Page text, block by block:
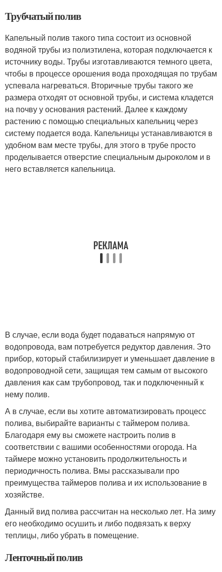
Трубчатый полив
Капельный полив такого типа состоит из основной
водяной трубы из полиэтилена, которая подключается к
источнику воды. Трубы изготавливаются темного цвета,
чтобы в процессе орошения вода проходящая по трубам
успевала нагреваться. Вторичные трубы такого же
размера отходят от основной трубы, и система кладется
на почву у основания растений. Далее к каждому
растению с помощью специальных капельниц через
систему подается вода. Капельницы устанавливаются в
удобном вам месте трубы, для этого в трубе просто
проделывается отверстие специальным дыроколом и в
него вставляется капельница.
В случае, если вода будет подаваться напрямую от
водопровода, вам потребуется редуктор давления. Это
прибор, который стабилизирует и уменьшает давление в
водопроводной сети, защищая тем самым от высокого
давления как сам трубопровод, так и подключенный к
нему полив.
А в случае, если вы хотите автоматизировать процесс
полива, выбирайте варианты с таймером полива.
Благодаря ему вы сможете настроить полив в
соответствии с вашими особенностями огорода. На
таймере можно установить продолжительность и
периодичность полива. Вмы рассказывали про
преимущества таймеров полива и их использование в
хозяйстве.
Данный вид полива рассчитан на несколько лет. На зиму
его необходимо осушить и либо подвязать к верху
теплицы, либо убрать в помещение.
Ленточный полив